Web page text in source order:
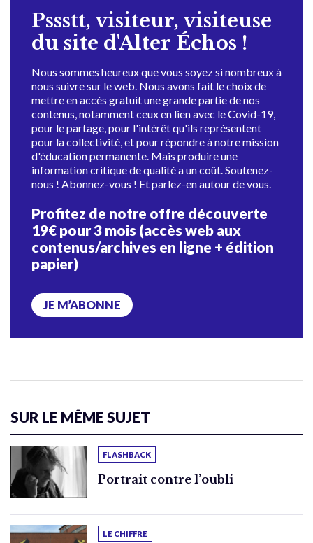
Pssstt, visiteur, visiteuse
du site d'Alter Échos !
Nous sommes heureux que vous soyez si nombreux à
nous suivre sur le web. Nous avons fait le choix de
mettre en accès gratuit une grande partie de nos
contenus, notamment ceux en lien avec le Covid-19,
pour le partage, pour l'intérêt qu'ils représentent
pour la collectivité, et pour répondre à notre mission
d'éducation permanente. Mais produire une
information critique de qualité a un coût. Soutenez-
nous ! Abonnez-vous ! Et parlez-en autour de vous.
Profitez de notre offre découverte
19€ pour 3 mois (accès web aux
contenus/archives en ligne + édition
papier)
JE M’ABONNE
SUR LE MÊME SUJET
FLASHBACK
Portrait contre l’oubli
LE CHIFFRE